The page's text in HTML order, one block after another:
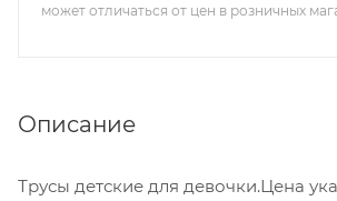
может отличаться от цен в розничных
Описание
Трусы детские для девочки.Цена